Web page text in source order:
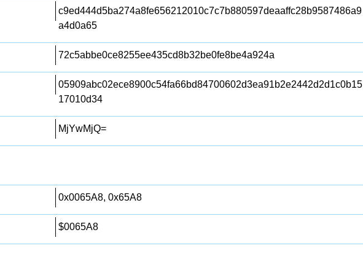
c9ed444d5ba274a8fe656212010c7c7b880597deaaffc28b9587486a9
a4d0a65
72c5abbe0ce8255ee435cd8b32be0fe8be4a924a
05909abc02ece8900c54fa66bd84700602d3ea91b2e2442d2d1c0b15
17010d34
MjYwMjQ=
0x0065A8, 0x65A8
$0065A8